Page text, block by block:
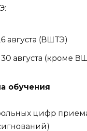
августа (ВШТЭ)
30 августа (кроме
обучения
цифр